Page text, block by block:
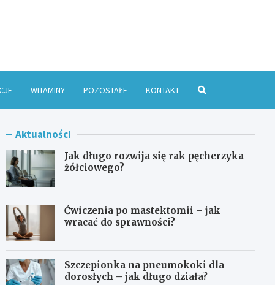
WITAMINY POZOSTAŁE KONTAKT
Aktualności
Jak długo rozwija się rak pęcherzyka
żółciowego?
Ćwiczenia po mastektomii – jak
wracać do sprawności?
Szczepionka na pneumokoki dla
dorosłych – jak długo działa?